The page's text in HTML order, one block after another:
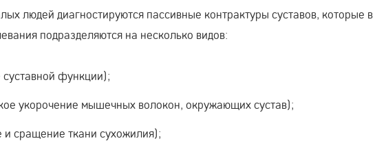
людей диагностируются пассивные контрактуры суставов, которые в
подразделяются на несколько видов:
функции);
укорочение мышечных волокон, окружающих сустав);
и сращение ткани сухожилия);